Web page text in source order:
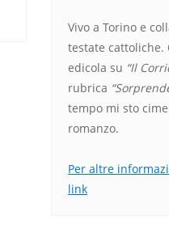
Vivo a Torino e
testate
edicola su “Il
rubrica
tempo mi sto
romanzo.
Per altre
link